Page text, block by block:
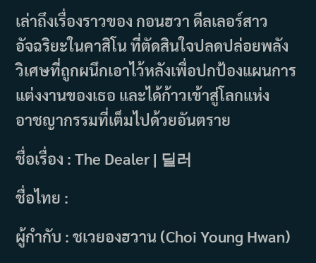
เล่าถึงเรื่องราวของ กอนฮวา ดีลเลอร์สาว
อัจฉริยะในคาสิโน ที่ตัดสินใจปลดปล่อยพลัง
วิเศษที่ถูกผนึกเอาไว้หลังเพื่อปกป้องแผนการ
แต่งงานของเธอ และได้ก้าวเข้าสู่โลกแห่ง
อาชญากรรมที่เต็มไปด้วยอันตราย
ชื่อเรื่อง : The Dealer | 딜러
ชื่อไทย :
ผู้กำกับ : ชเวยองฮวาน (Choi Young Hwan)